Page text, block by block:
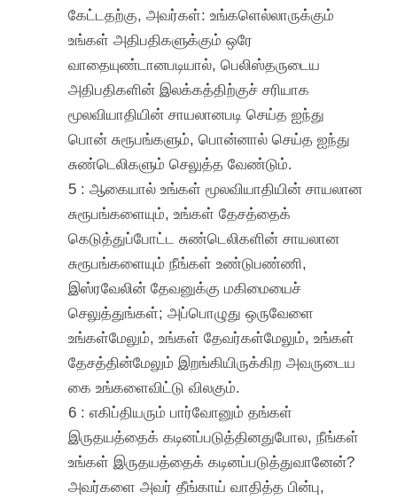
கேட்டதற்கு, அவர்கள்: உங்களெல்லாருக்கும்
உங்கள் அதிபதிகளுக்கும் ஒரே
வாதையுண்டானபடியால், பெலிஸ்தருடைய
அதிபதிகளின் இலக்கத்திற்குச் சரியாக
மூலவியாதியின் சாயலானபடி செய்த ஐந்து
பொன் சுரூபங்களும், பொன்னால் செய்த ஐந்து
சுண்டெலிகளும் செலுத்த வேண்டும்.
5 : ஆகையால் உங்கள் மூலவியாதியின் சாயலான
சுரூபங்களையும், உங்கள் தேசத்தைக்
கெடுத்துப்போட்ட சுண்டெலிகளின் சாயலான
சுரூபங்களையும் நீங்கள் உண்டுபண்ணி,
இஸ்ரவேலின் தேவனுக்கு மகிமையைச்
செலுத்துங்கள்; அப்பொழுது ஒருவேளை
உங்கள்மேலும், உங்கள் தேவர்கள்மேலும், உங்கள்
தேசத்தின்மேலும் இறங்கியிருக்கிற அவருடைய
கை உங்களைவிட்டு விலகும்.
6 : எகிப்தியரும் பார்வோனும் தங்கள்
இருதயத்தைக் கடினப்படுத்தினதுபோல, நீங்கள்
உங்கள் இருதயத்தைக் கடினப்படுத்துவானேன்?
அவர்களை அவர் தீங்காய் வாதித்த பின்பு,